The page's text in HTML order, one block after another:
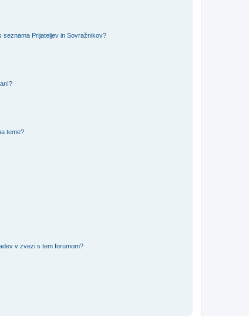
seznama Prijateljev in Sovražnikov?
teme?
v zvezi s tem forumom?